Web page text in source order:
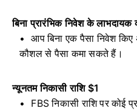
बिना प्रारंभिक निवेश के लाभदायक
आप बिना एक पैसा निवेश किए
कौशल से पैसा कमा सकते हैं।
न्यूनतम निकासी राशि $1
FBS निकासी राशि पर कोई